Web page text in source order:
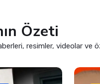
Özeti
resimler, videolar ve